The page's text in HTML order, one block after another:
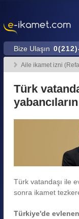
Bize Ulaşın
Aile ikamet izni
Türk
Türk vatandaşı ile
sonra ikamet
Türkiye'de